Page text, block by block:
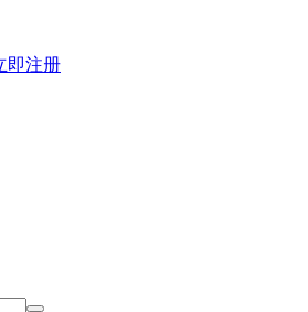
即注册